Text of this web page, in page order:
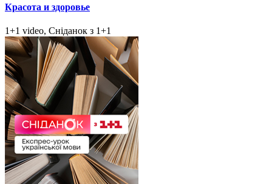
Красота и здоровье
1+1 video, Сніданок з 1+1